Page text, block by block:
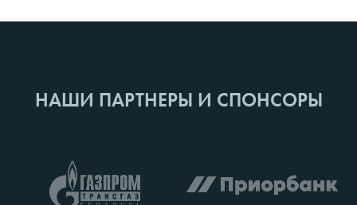
НАШИ ПАРТНЕРЫ И СПОНСОРЫ